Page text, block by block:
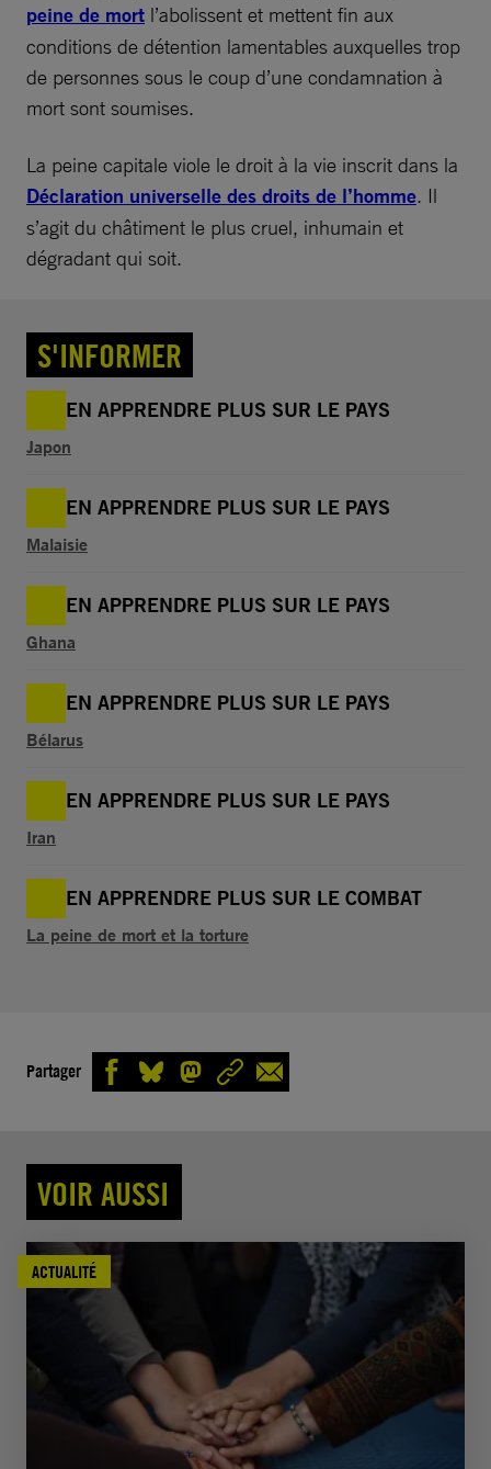
peine de mort l’abolissent et mettent fin aux
conditions de détention lamentables auxquelles trop
de personnes sous le coup d’une condamnation à
mort sont soumises.
La peine capitale viole le droit à la vie inscrit dans la
Déclaration universelle des droits de l’homme. Il
s’agit du châtiment le plus cruel, inhumain et
dégradant qui soit.
S'INFORMER
EN APPRENDRE PLUS SUR LE PAYS
Japon
EN APPRENDRE PLUS SUR LE PAYS
Malaisie
EN APPRENDRE PLUS SUR LE PAYS
Ghana
EN APPRENDRE PLUS SUR LE PAYS
Bélarus
EN APPRENDRE PLUS SUR LE PAYS
Iran
EN APPRENDRE PLUS SUR LE COMBAT
La peine de mort et la torture
Partager
VOIR AUSSI
ACTUALITÉ